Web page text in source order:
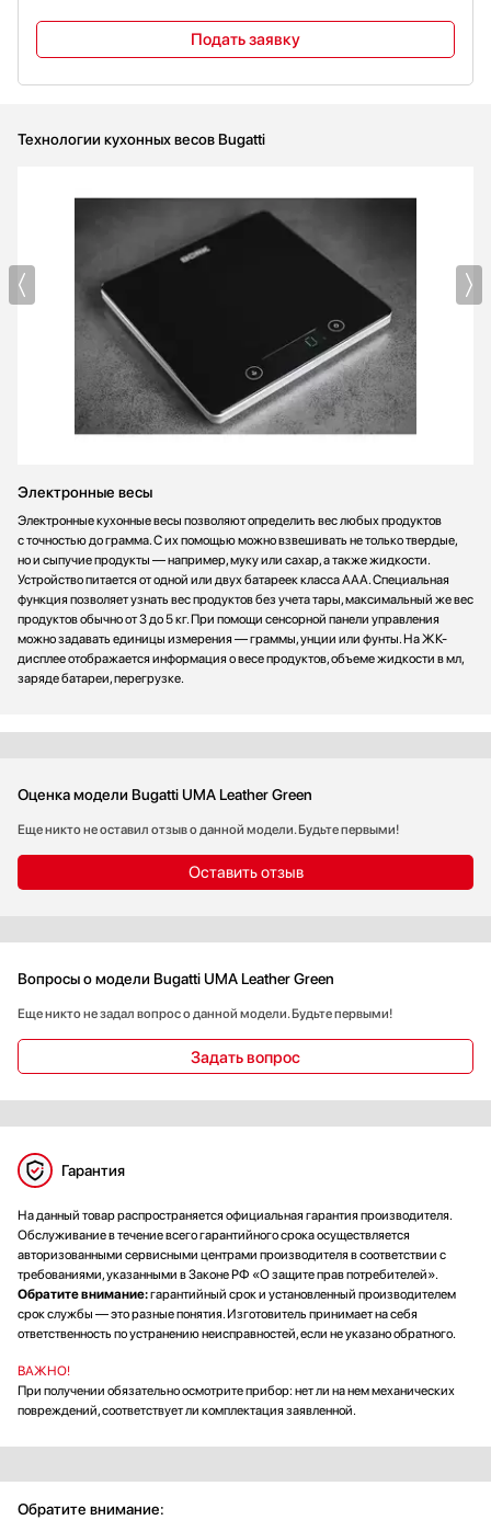
Подать заявку
Технологии кухонных весов Bugatti
Электронные весы
Электронные кухонные весы позволяют определить вес любых продуктов
с точностью до грамма. С их помощью можно взвешивать не только твердые,
но и сыпучие продукты — например, муку или сахар, а также жидкости.
Устройство питается от одной или двух батареек класса ААА. Специальная
функция позволяет узнать вес продуктов без учета тары, максимальный же вес
продуктов обычно от 3 до 5 кг. При помощи сенсорной панели управления
можно задавать единицы измерения — граммы, унции или фунты. На ЖК-
дисплее отображается информация о весе продуктов, объеме жидкости в мл,
заряде батареи, перегрузке.
Оценка модели Bugatti UMA Leather Green
Еще никто не оставил отзыв о данной модели. Будьте первыми!
Оставить отзыв
Вопросы о модели Bugatti UMA Leather Green
Еще никто не задал вопрос о данной модели. Будьте первыми!
Задать вопрос
Гарантия
На данный товар распространяется официальная гарантия производителя.
Обслуживание в течение всего гарантийного срока осуществляется
авторизованными сервисными центрами производителя в соответствии с
требованиями, указанными в Законе РФ «О защите прав потребителей».
Обратите внимание:гарантийный срок и установленный производителем
срок службы — это разные понятия. Изготовитель принимает на себя
ответственность по устранению неисправностей, если не указано обратного.
ВАЖНО!
При получении обязательно осмотрите прибор: нет ли на нем механических
повреждений, соответствует ли комплектация заявленной.
Обратите внимание: